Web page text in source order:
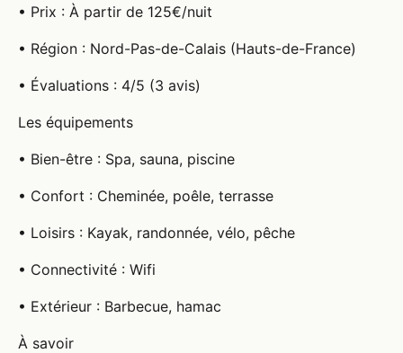
• Prix : À partir de 125€/nuit
• Région : Nord-Pas-de-Calais (Hauts-de-France)
• Évaluations : 4/5 (3 avis)
Les équipements
• Bien-être : Spa, sauna, piscine
• Confort : Cheminée, poêle, terrasse
• Loisirs : Kayak, randonnée, vélo, pêche
• Connectivité : Wifi
• Extérieur : Barbecue, hamac
À savoir